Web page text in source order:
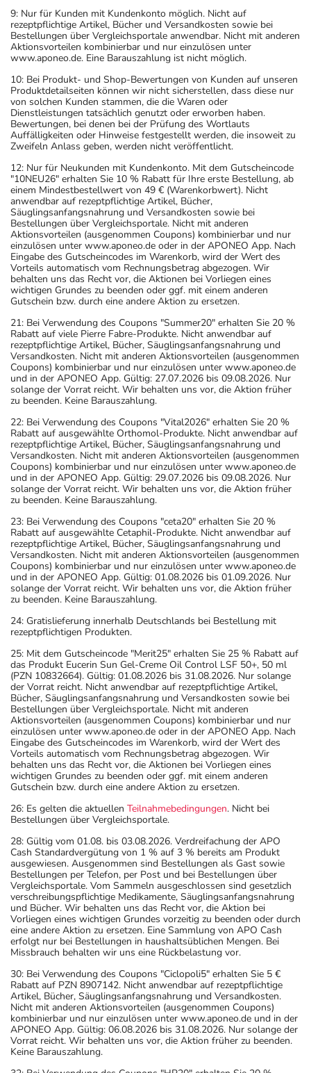
9: Nur für Kunden mit Kundenkonto möglich. Nicht auf
rezeptpflichtige Artikel, Bücher und Versandkosten sowie bei
Bestellungen über Vergleichsportale anwendbar. Nicht mit anderen
Aktionsvorteilen kombinierbar und nur einzulösen unter
www.aponeo.de. Eine Barauszahlung ist nicht möglich.
10: Bei Produkt- und Shop-Bewertungen von Kunden auf unseren
Produktdetailseiten können wir nicht sicherstellen, dass diese nur
von solchen Kunden stammen, die die Waren oder
Dienstleistungen tatsächlich genutzt oder erworben haben.
Bewertungen, bei denen bei der Prüfung des Wortlauts
Auffälligkeiten oder Hinweise festgestellt werden, die insoweit zu
Zweifeln Anlass geben, werden nicht veröffentlicht.
12: Nur für Neukunden mit Kundenkonto. Mit dem Gutscheincode
"10NEU26" erhalten Sie 10 % Rabatt für Ihre erste Bestellung, ab
einem Mindestbestellwert von 49 € (Warenkorbwert). Nicht
anwendbar auf rezeptpflichtige Artikel, Bücher,
Säuglingsanfangsnahrung und Versandkosten sowie bei
Bestellungen über Vergleichsportale. Nicht mit anderen
Aktionsvorteilen (ausgenommen Coupons) kombinierbar und nur
einzulösen unter www.aponeo.de oder in der APONEO App. Nach
Eingabe des Gutscheincodes im Warenkorb, wird der Wert des
Vorteils automatisch vom Rechnungsbetrag abgezogen. Wir
behalten uns das Recht vor, die Aktionen bei Vorliegen eines
wichtigen Grundes zu beenden oder ggf. mit einem anderen
Gutschein bzw. durch eine andere Aktion zu ersetzen.
21: Bei Verwendung des Coupons "Summer20" erhalten Sie 20 %
Rabatt auf viele Pierre Fabre-Produkte. Nicht anwendbar auf
rezeptpflichtige Artikel, Bücher, Säuglingsanfangsnahrung und
Versandkosten. Nicht mit anderen Aktionsvorteilen (ausgenommen
Coupons) kombinierbar und nur einzulösen unter www.aponeo.de
und in der APONEO App. Gültig: 27.07.2026 bis 09.08.2026. Nur
solange der Vorrat reicht. Wir behalten uns vor, die Aktion früher
zu beenden. Keine Barauszahlung.
22: Bei Verwendung des Coupons "Vital2026" erhalten Sie 20 %
Rabatt auf ausgewählte Orthomol-Produkte. Nicht anwendbar auf
rezeptpflichtige Artikel, Bücher, Säuglingsanfangsnahrung und
Versandkosten. Nicht mit anderen Aktionsvorteilen (ausgenommen
Coupons) kombinierbar und nur einzulösen unter www.aponeo.de
und in der APONEO App. Gültig: 29.07.2026 bis 09.08.2026. Nur
solange der Vorrat reicht. Wir behalten uns vor, die Aktion früher
zu beenden. Keine Barauszahlung.
23: Bei Verwendung des Coupons "ceta20" erhalten Sie 20 %
Rabatt auf ausgewählte Cetaphil-Produkte. Nicht anwendbar auf
rezeptpflichtige Artikel, Bücher, Säuglingsanfangsnahrung und
Versandkosten. Nicht mit anderen Aktionsvorteilen (ausgenommen
Coupons) kombinierbar und nur einzulösen unter www.aponeo.de
und in der APONEO App. Gültig: 01.08.2026 bis 01.09.2026. Nur
solange der Vorrat reicht. Wir behalten uns vor, die Aktion früher
zu beenden. Keine Barauszahlung.
24: Gratislieferung innerhalb Deutschlands bei Bestellung mit
rezeptpflichtigen Produkten.
25: Mit dem Gutscheincode "Merit25" erhalten Sie 25 % Rabatt auf
das Produkt Eucerin Sun Gel-Creme Oil Control LSF 50+, 50 ml
(PZN 10832664). Gültig: 01.08.2026 bis 31.08.2026. Nur solange
der Vorrat reicht. Nicht anwendbar auf rezeptpflichtige Artikel,
Bücher, Säuglingsanfangsnahrung und Versandkosten sowie bei
Bestellungen über Vergleichsportale. Nicht mit anderen
Aktionsvorteilen (ausgenommen Coupons) kombinierbar und nur
einzulösen unter www.aponeo.de oder in der APONEO App. Nach
Eingabe des Gutscheincodes im Warenkorb, wird der Wert des
Vorteils automatisch vom Rechnungsbetrag abgezogen. Wir
behalten uns das Recht vor, die Aktionen bei Vorliegen eines
wichtigen Grundes zu beenden oder ggf. mit einem anderen
Gutschein bzw. durch eine andere Aktion zu ersetzen.
26: Es gelten die aktuellen Teilnahmebedingungen. Nicht bei
Bestellungen über Vergleichsportale.
28: Gültig vom 01.08. bis 03.08.2026. Verdreifachung der APO
Cash Standardvergütung von 1 % auf 3 % bereits am Produkt
ausgewiesen. Ausgenommen sind Bestellungen als Gast sowie
Bestellungen per Telefon, per Post und bei Bestellungen über
Vergleichsportale. Vom Sammeln ausgeschlossen sind gesetzlich
verschreibungspflichtige Medikamente, Säuglingsanfangsnahrung
und Bücher. Wir behalten uns das Recht vor, die Aktion bei
Vorliegen eines wichtigen Grundes vorzeitig zu beenden oder durch
eine andere Aktion zu ersetzen. Eine Sammlung von APO Cash
erfolgt nur bei Bestellungen in haushaltsüblichen Mengen. Bei
Missbrauch behalten wir uns eine Rückbelastung vor.
30: Bei Verwendung des Coupons "Ciclopoli5" erhalten Sie 5 €
Rabatt auf PZN 8907142. Nicht anwendbar auf rezeptpflichtige
Artikel, Bücher, Säuglingsanfangsnahrung und Versandkosten.
Nicht mit anderen Aktionsvorteilen (ausgenommen Coupons)
kombinierbar und nur einzulösen unter www.aponeo.de und in der
APONEO App. Gültig: 06.08.2026 bis 31.08.2026. Nur solange der
Vorrat reicht. Wir behalten uns vor, die Aktion früher zu beenden.
Keine Barauszahlung.